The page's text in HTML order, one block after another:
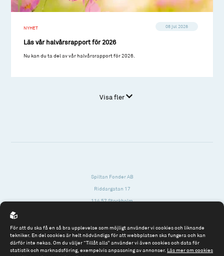
NYHET 08 jul 2026
Läs vår halvårsrapport för 2026
Nu kan du ta del av vår halvårsrapport för 2026.
Visa fler
Spiltan Fonder AB
Riddargatan 17
114 57 Stockholm
Tel: 08 - 545 813 40
fonder@spiltanfonder.se
För att du ska få en så bra upplevelse som möjligt använder vi cookies och liknande
tekniker. En del cookies är helt nödvändiga för att webbplatsen ska fungera och kan
därför inte nekas. Om du väljer “Tillåt alla” använder vi även cookies och data för
statistik och marknadsföring, exempelvis anpassning av annonser. Läs mer om cookies